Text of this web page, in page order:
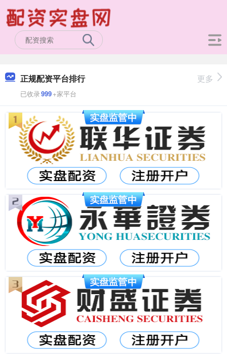
正规配资平台排行
已收录999+家平台
更多